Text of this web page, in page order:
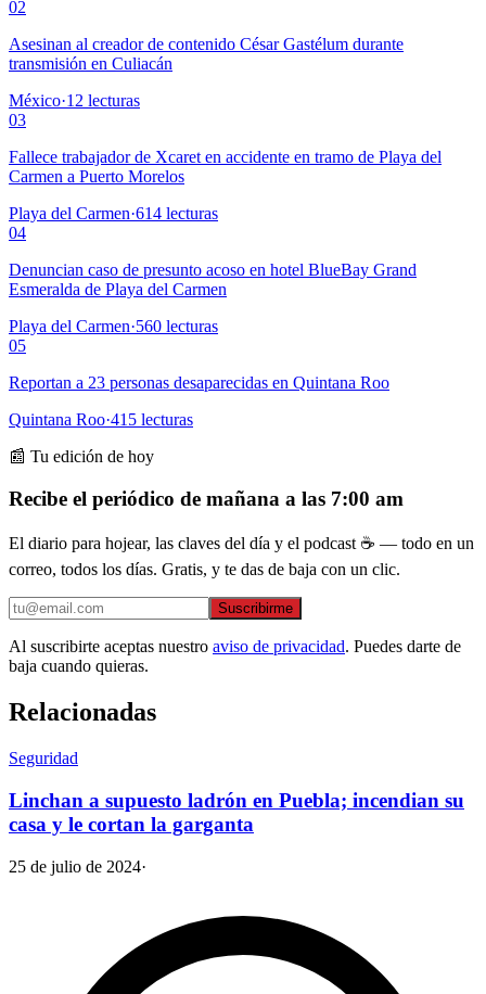
02
Asesinan al creador de contenido César Gastélum durante
transmisión en Culiacán
México·12 lecturas
03
Fallece trabajador de Xcaret en accidente en tramo de Playa del
Carmen a Puerto Morelos
Playa del Carmen·614 lecturas
04
Denuncian caso de presunto acoso en hotel BlueBay Grand
Esmeralda de Playa del Carmen
Playa del Carmen·560 lecturas
05
Reportan a 23 personas desaparecidas en Quintana Roo
Quintana Roo·415 lecturas
📰 Tu edición de hoy
Recibe el periódico de mañana a las 7:00 am
El diario para hojear, las claves del día y el podcast ☕ — todo en un
correo, todos los días. Gratis, y te das de baja con un clic.
Suscribirme
Al suscribirte aceptas nuestro aviso de privacidad. Puedes darte de
baja cuando quieras.
Relacionadas
Seguridad
Linchan a supuesto ladrón en Puebla; incendian su
casa y le cortan la garganta
25 de julio de 2024·